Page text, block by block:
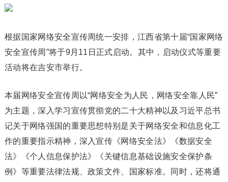
根据国家网络安全宣传周统一安排，江西省第十届“国家网络
安全宣传周”将于9月11日正式启动。其中，启动仪式等重要
活动将在吉安市举行。
本届网络安全宣传周以“网络安全为人民，网络安全靠人民”
为主题，深入学习宣传贯彻党的二十大精神以及习近平总书
记关于网络强国的重要思想特别是关于网络安全和信息化工
作的重要指示精神，深入宣传《网络安全法》《数据安全
法》《个人信息保护法》《关键信息基础设施安全保护条
例》等重要法律法规、政策文件、国家标准。同时，还将通